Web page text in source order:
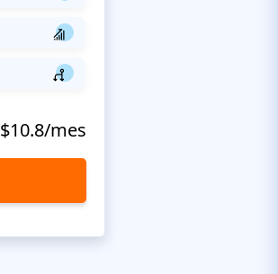
$10.8/mes